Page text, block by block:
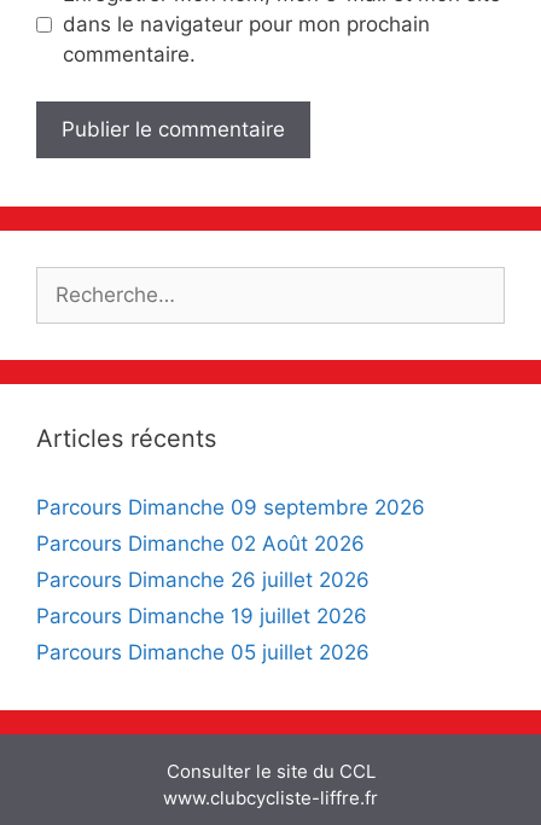
dans le navigateur pour mon prochain
commentaire.
Articles récents
Parcours Dimanche 09 septembre 2026
Parcours Dimanche 02 Août 2026
Parcours Dimanche 26 juillet 2026
Parcours Dimanche 19 juillet 2026
Parcours Dimanche 05 juillet 2026
Consulter le site du CCL
www.clubcycliste-liffre.fr